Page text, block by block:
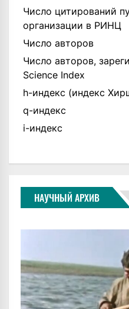
Число цитирований
организации в РИНЦ
Число авторов
Число авторов,
Science Index
h-индекс (индекс
q-индекс
i-индекс
НАУЧНЫЙ АРХИВ